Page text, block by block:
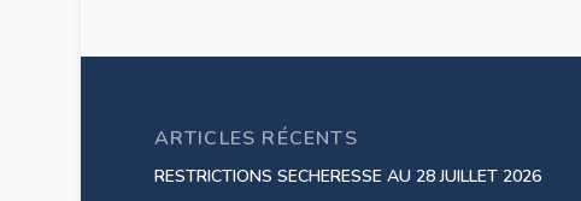
ARTICLES RÉCENTS
RESTRICTIONS SECHERESSE AU 28 JUILLET 2026